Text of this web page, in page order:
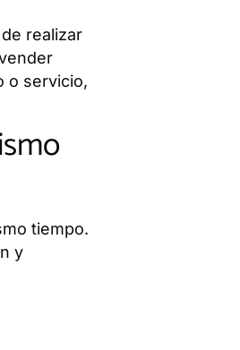
realizar
o servicio,
tiempo.
y